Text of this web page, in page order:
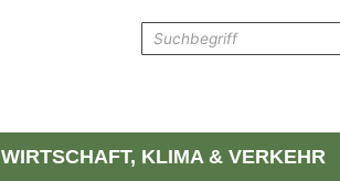
WIRTSCHAFT, KLIMA & VERKEHR